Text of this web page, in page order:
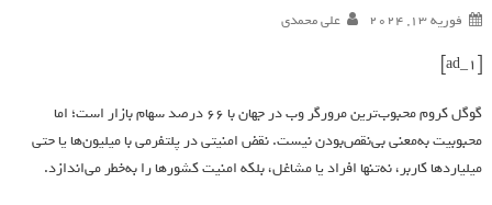
فوریه 13, 2024 علی محمدی
گوگل کروم محبوب‌ترین مرورگر وب در جهان با ۶۶ درصد سهام بازار است؛ اما
محبوبیت به‌معنی بی‌نقص‌بودن نیست. نقض امنیتی در پلتفرمی با میلیون‌ها یا حتی
میلیاردها کاربر، نه‌تنها افراد یا مشاغل، بلکه امنیت کشورها را به‌خطر می‌اندازد.